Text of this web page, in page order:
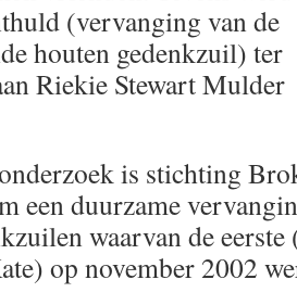
(vervanging van de
houten gedenkzuil) ter
Riekie Stewart Mulder
is stichting
een duurzame
waarvan de
op november 2002